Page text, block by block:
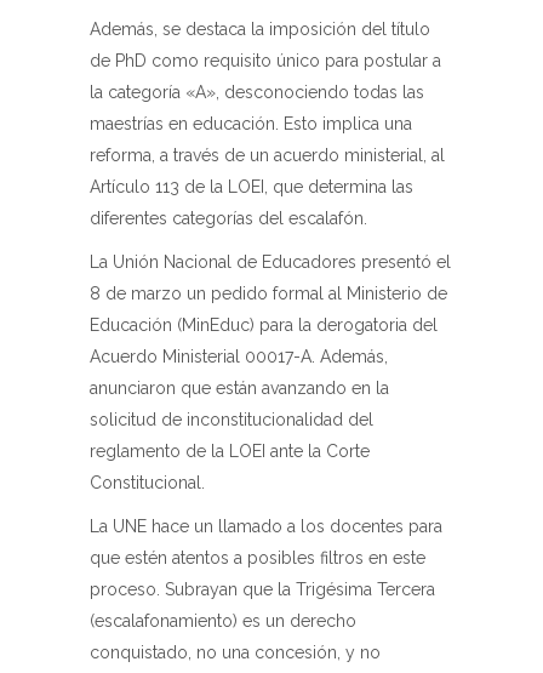
Además, se destaca la imposición del título
de PhD como requisito único para postular a
la categoría «A», desconociendo todas las
maestrías en educación. Esto implica una
reforma, a través de un acuerdo ministerial, al
Artículo 113 de la LOEI, que determina las
diferentes categorías del escalafón.
La Unión Nacional de Educadores presentó el
8 de marzo un pedido formal al Ministerio de
Educación (MinEduc) para la derogatoria del
Acuerdo Ministerial 00017-A. Además,
anunciaron que están avanzando en la
solicitud de inconstitucionalidad del
reglamento de la LOEI ante la Corte
Constitucional.
La UNE hace un llamado a los docentes para
que estén atentos a posibles filtros en este
proceso. Subrayan que la Trigésima Tercera
(escalafonamiento) es un derecho
conquistado, no una concesión, y no